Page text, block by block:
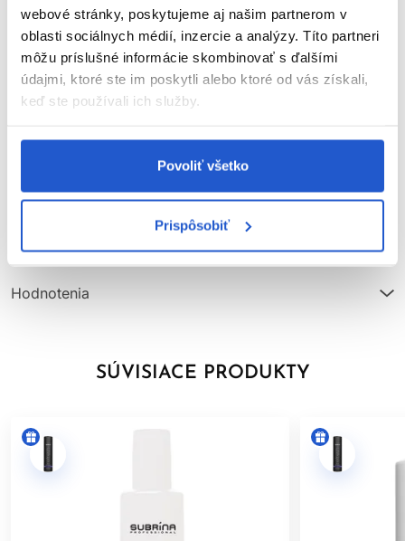
webové stránky, poskytujeme aj našim partnerom v
oblasti sociálnych médií, inzercie a analýzy. Títo partneri
môžu príslušné informácie skombinovať s ďalšími
údajmi, ktoré ste im poskytli alebo ktoré od vás získali,
keď ste používali ich služby.
Povoliť všetko
Prispôsobiť
Silnejšie vlasy - Dokonalá kombinácia ingrediencií posilňuje
vlasy počas farbenia a znižuje výskyt rozštiepených
Technológia Liquid Crystal - Tekuté kryštály, špeciálny
systém ukladania pigmentov, vďaka ktorému je farbiaca
zmes stabilnejšia, intenzívnejšia a trvácnejšia.
výhradne vegánske prísady, ktoré zdôrazňujú náš záväzok
životnému prostrediu.
Bez rezorcinolu- Demi receptúry neobsahujú rezorcinol. Pre
dráždivé spôsoby farbenia.
Použitie Subrina Professional Demi-Permanent tonerov s
Pomer miešania -
1 časť toneru : 2 častiam Subrina Professional
vyvíjaču (Napríklad 50g toneru + 100g vyvíjaču)
ZOBRAZIŤ VIAC
Video
Značka
Hodnotenia
SÚVISIACE PRODUKTY